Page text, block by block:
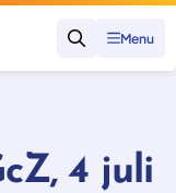
Zoeken
Menu
4 juli